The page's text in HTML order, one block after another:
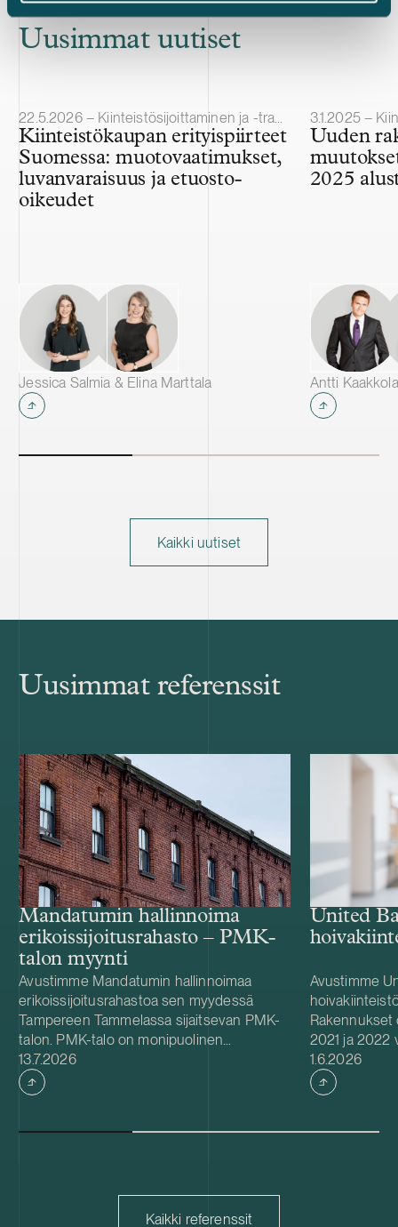
Uusimmat uutiset
Julkaistu
22.5.2026 – Kiinteistösijoittaminen ja -transaktiot
Kiinteistökaupan erityispiirteet
Suomessa: muotovaatimukset,
luvanvaraisuus ja etuosto-
oikeudet
Jessica Salmia & Elina Marttala
Julkaistu
3.1.2025 –
Uuden
2025
Kaikki uutiset
Uusimmat referenssit
Mandatumin hallinnoima
erikoissijoitusrahasto – PMK-
talon myynti
Avustimme Mandatumin hallinnoimaa
erikoissijoitusrahastoa sen myydessä
Tampereen Tammelassa sijaitsevan PMK-
talon. PMK-talo on monipuolinen
toimitilakiinteistö, jossa toimii kymmeniä
vuokralaisia. Tilat ovat muun muassa
varasto-, tuotanto- ja toimistokäytössä.
Julkaistu
13.7.2026
United
Avustimme
2021 ja 2022
tekniset- ja
kolme
Portfolion
Julkaistu
1.6.2026
Kaikki referenssit